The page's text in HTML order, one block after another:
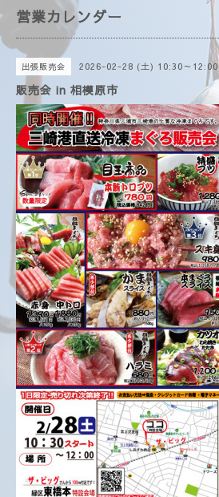
営業カレンダー
出張販売会 2026-02-28 (土) 10:30～12:00
販売会 in 相模原市